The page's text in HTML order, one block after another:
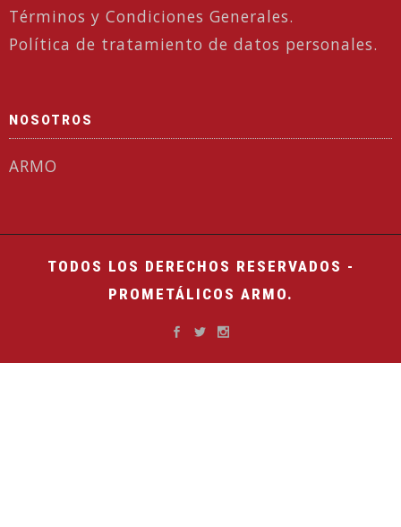
Términos y Condiciones Generales.
Política de tratamiento de datos personales.
NOSOTROS
ARMO
TODOS LOS DERECHOS RESERVADOS -
PROMETÁLICOS ARMO.